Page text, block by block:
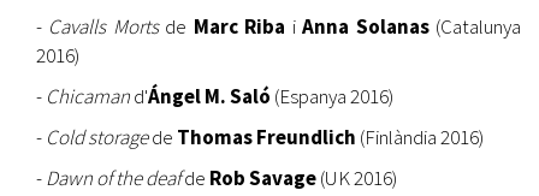
- Cavalls Mortsde Marc Riba iAnna Solanas(Catalunya
2016)
- Chicamand'Ángel M. Saló (Espanya 2016)
- Cold storagede Thomas Freundlich (Finlàndia 2016)
-Dawn of the deafde Rob Savage(UK 2016)